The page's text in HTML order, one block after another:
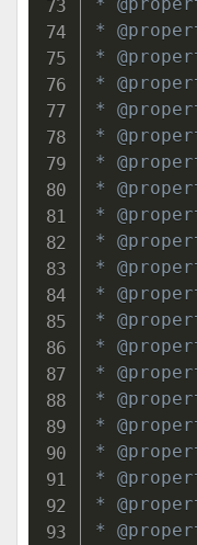
*
*
*
*
*
*
*
*
*
*
*
*
*
*
*
*
*
*
*
*